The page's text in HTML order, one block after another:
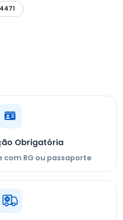
Obrigatória
RG ou passaporte